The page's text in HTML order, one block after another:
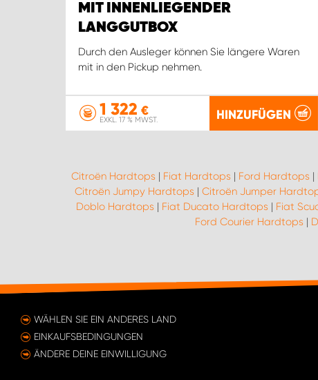
MIT INNENLIEGENDER
LANGGUTBOX
Durch den Ausleger können Sie längere Waren
mit in den Pickup nehmen.
1 322 €
EXKL. 17 % MWST. HINZUFÜGEN
Citroën Hardtops | Fiat Hardtops | Ford Hardtops |
Citroën Jumpy Hardtops | Citroën Jumper
Doblo Hardtops | Fiat Ducato Hardtops | Fiat
Ford Courier Hardtops |
WÄHLEN SIE EIN ANDERES LAND
EINKAUFSBEDINGUNGEN
ÄNDERE DEINE EINWILLIGUNG